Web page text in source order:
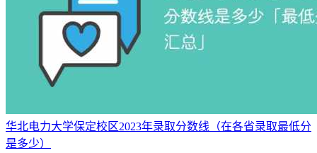
华北电力大学保定校区2023年录取分数线（在各省录取最低分
是多少）